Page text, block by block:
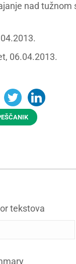
nad
06.04.2013.
tekstova